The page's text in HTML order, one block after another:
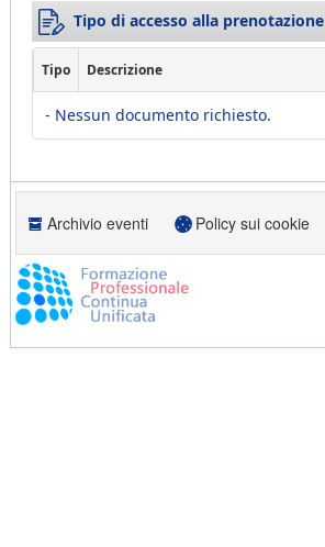
Tipo di accesso alla prenotazione
Tipo Descrizione
- Nessun documento richiesto.
Archivio eventi Policy sui cookie